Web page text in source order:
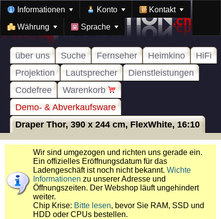
Informationen Konto Kontakt
Währung Sprache
über uns Suche Fernseher Heimkino
HiFi
Projektion
Lautsprecher
Dienstleistungen
Codefree
Warenkorb
Demo- & Abverkaufsware
Draper Thor, 390 x 244 cm, FlexWhite, 16:10
Wir sind umgezogen und richten uns gerade ein.
Ein offizielles Eröffnungsdatum für das
Ladengeschäft ist noch nicht bekannt. Wichte
Informationen zu unserer Adresse und
Öffnungszeiten. Der Webshop läuft ungehindert
weiter.
Chip Krise: Bitte lesen, bevor Sie RAM, SSD und
HDD oder CPUs bestellen.